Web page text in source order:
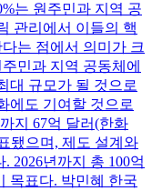
는 원주민과 지역 공
관리에서 이들의 핵
는 점에서 의미가 크
민과 지역 공동체에
대 규모가 될 것으로
에도 기여할 것으로
지 67억 달러(한화
됐으며, 제도 설계와
2026년까지 총 100억
목표다. 박민혜 한국